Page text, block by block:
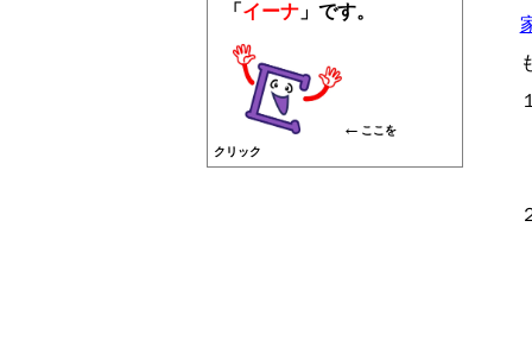
「 イーナ 」です。
← ここを
クリック